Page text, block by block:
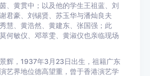
、黄贯中；以及他的学生王祖蓝、刘
君豪、刘锡贤、苏玉华与潘灿良夫
慧、黄浩然、黄建东、张国强；此
何敏仪、邓萃雯、黄淑仪也亲临现场
辉，1937年3月23日出生，祖籍广东
艺界地位德高望重，曾于香港演艺学